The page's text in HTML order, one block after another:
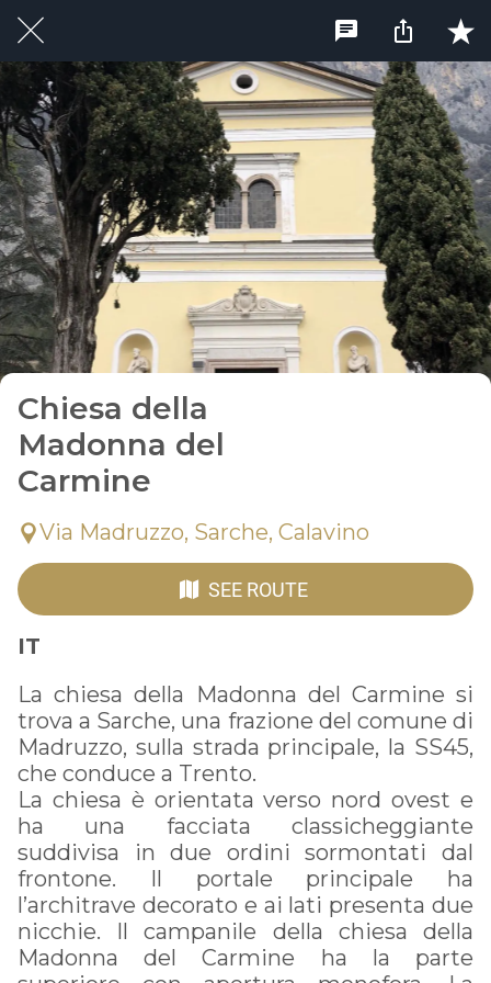
Chiesa della
Madonna del
Carmine
Via Madruzzo, Sarche, Calavino
SEE ROUTE
IT
La chiesa della Madonna del Carmine si
trova a Sarche, una frazione del comune di
Madruzzo, sulla strada principale, la SS45,
che conduce a Trento.
La chiesa è orientata verso nord ovest e
ha una facciata classicheggiante
suddivisa in due ordini sormontati dal
frontone. Il portale principale ha
l’architrave decorato e ai lati presenta due
nicchie. Il campanile della chiesa della
Madonna del Carmine ha la parte